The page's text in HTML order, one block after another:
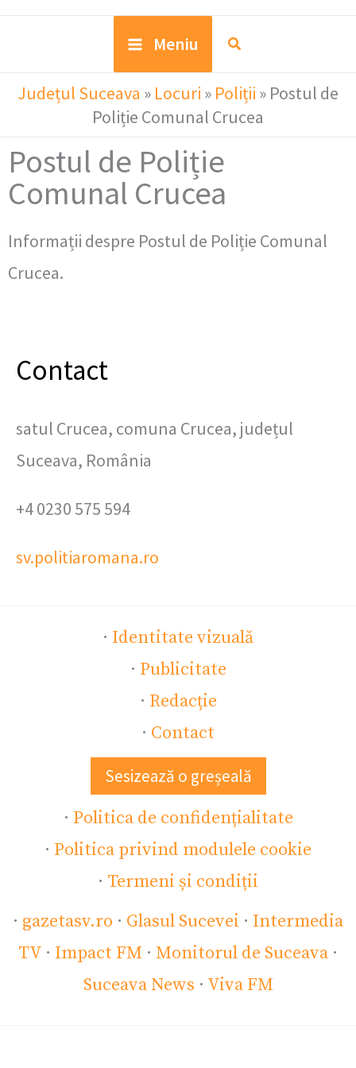
Meniu
Județul Suceava » Locuri » Poliții » Postul de
Poliție Comunal Crucea
Postul de Poliție
Comunal Crucea
Informații despre Postul de Poliție Comunal
Crucea.
Contact
satul Crucea, comuna Crucea, județul
Suceava, România
+4 0230 575 594
sv.politiaromana.ro
· Identitate vizuală
· Publicitate
· Redacție
· Contact
Sesizează o greșeală
· Politica de confidențialitate
· Politica privind modulele cookie
· Termeni și condiții
· gazetasv.ro · Glasul Sucevei · Intermedia
TV · Impact FM · Monitorul de Suceava ·
Suceava News · Viva FM